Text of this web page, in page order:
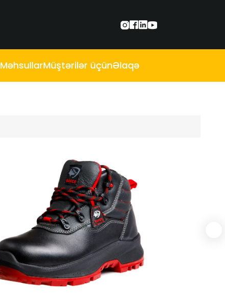
MəhsullarMüştərilər üçünƏlaqə